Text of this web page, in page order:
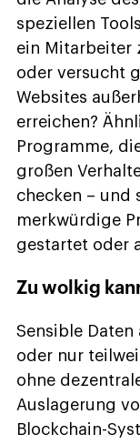
speziellen
ein Mitarbeiter
oder versucht
Websites
erreichen?
Programme,
großen
checken – und
merkwürdige
gestartet oder
Zu wolkig
Sensible Daten
oder nur
ohne
Auslagerung
Blockchain-